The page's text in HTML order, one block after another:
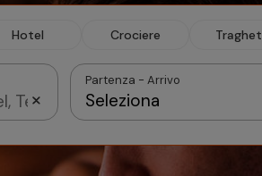
Hotel Crociere
Partenza - Arrivo
Seleziona
2026